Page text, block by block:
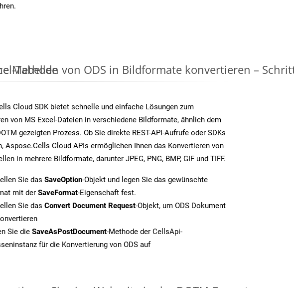
Methode
Tabellen von ODS in Bildformate konvertieren –
Cloud SDK bietet schnelle und einfache Lösungen zum
von MS Excel-Dateien in verschiedene Bildformate, ähnlich dem
gezeigten Prozess. Ob Sie direkte REST-API-Aufrufe oder SDKs
Aspose.Cells Cloud APIs ermöglichen Ihnen das Konvertieren von
in mehrere Bildformate, darunter JPEG, PNG, BMP, GIF und TIFF.
Sie das SaveOption-Objekt und legen Sie das gewünschte
mit der SaveFormat-Eigenschaft fest.
Sie das Convert Document Request-Objekt, um ODS Dokument
Sie die SaveAsPostDocument-Methode der CellsApi-
für die Konvertierung von ODS auf